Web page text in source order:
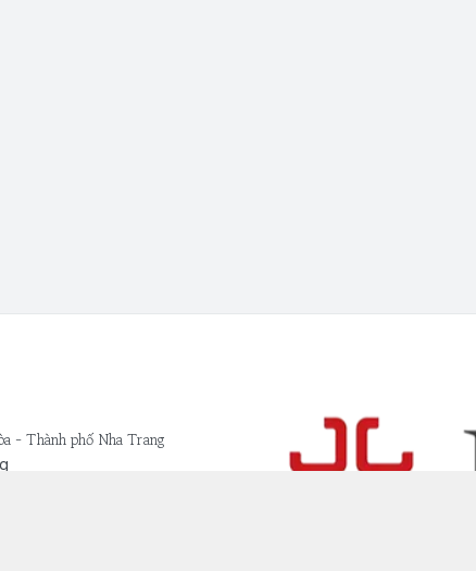
- Thành phố Nha Trang